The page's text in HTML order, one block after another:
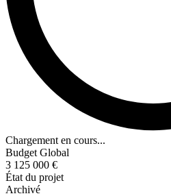
Chargement en cours...
Budget Global
3 125 000 €
État du projet
Archivé